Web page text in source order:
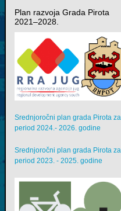
Plan razvoja Grada Pirota
2021–2028.
Srednjoročni plan grada Pirota za
period 2024.- 2026. godine
Srednjoročni plan grada Pirota za
period 2023. - 2025. godine